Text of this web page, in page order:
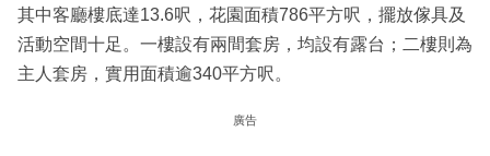
其中客廳樓底達13.6呎，花園面積786平方呎，擺放傢具及
活動空間十足。一樓設有兩間套房，均設有露台；二樓則為
主人套房，實用面積逾340平方呎。
廣告